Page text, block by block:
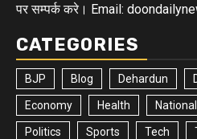
पर सम्पर्क करे। Email:
CATEGORIES
BJP Blog Dehardun
Economy Health National
Politics Sports Tech